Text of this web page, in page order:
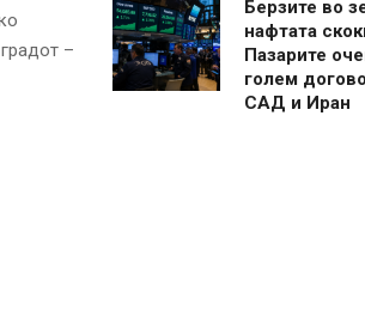
–
Берзите во
нафтата
Пазарите
голем
САД и Иран